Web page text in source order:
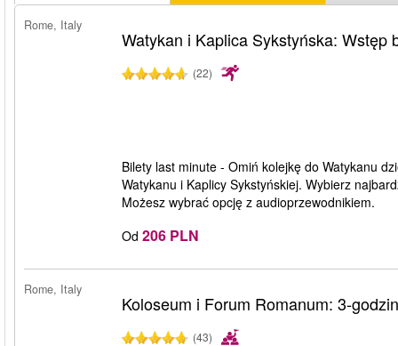
Rome, Italy
Watykan i Kaplica Sykstyńska: Wstęp
(22)
Bilety last minute - Omiń kolejkę do Watykanu
Watykanu i Kaplicy Sykstyńskiej. Wybierz
Możesz wybrać opcję z audioprzewodnikiem.
Od 206 PLN
Rome, Italy
Koloseum i Forum Romanum: 3-
(43)